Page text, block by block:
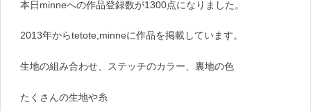
本日minneへの作品登録数が1300点になりました。
2013年からtetote,minneに作品を掲載しています。
生地の組み合わせ、ステッチのカラー、裏地の色
たくさんの生地や糸